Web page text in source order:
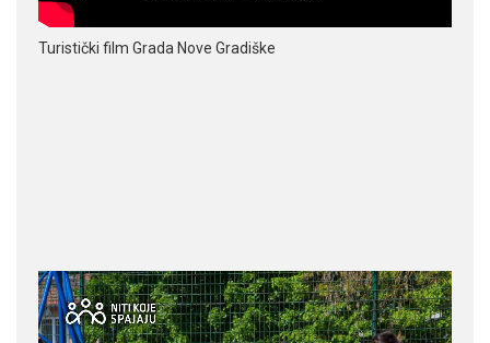
Turistički film Grada Nove Gradiške